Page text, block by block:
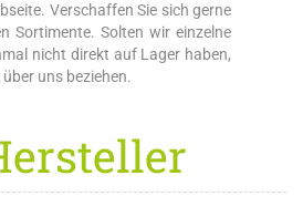
Verschaffen Sie sich gerne
Sortimente. Solten wir einzelne
nicht direkt auf Lager haben,
uns beziehen.